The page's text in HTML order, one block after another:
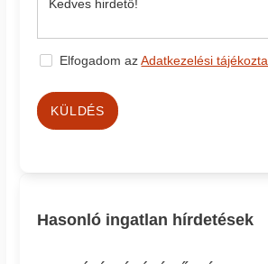
Elfogadom azAdatkezelési
KÜLDÉS
Hasonló ingatlan hírdetések